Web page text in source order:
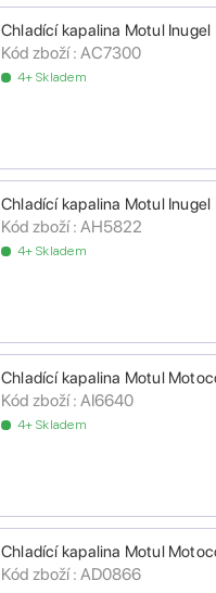
Chladící kapalina Motul
Kód zboží : AC7300
4+ Skladem
Chladící kapalina Motul
Kód zboží : AH5822
4+ Skladem
Chladící kapalina Motul
Kód zboží : AI6640
4+ Skladem
Chladící kapalina Motul
Kód zboží : AD0866